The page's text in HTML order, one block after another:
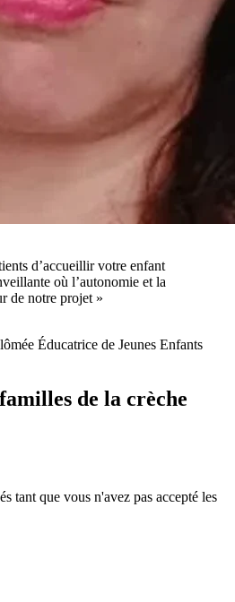
d’accueillir votre enfant
où l’autonomie et la
de notre projet »
Éducatrice de Jeunes Enfants
de la crèche
tant que vous n'avez pas accepté les